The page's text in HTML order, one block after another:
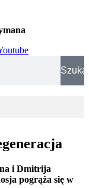
i Dmitrija
pogrąża się w